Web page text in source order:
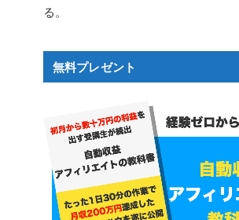
る。
無料プレゼント